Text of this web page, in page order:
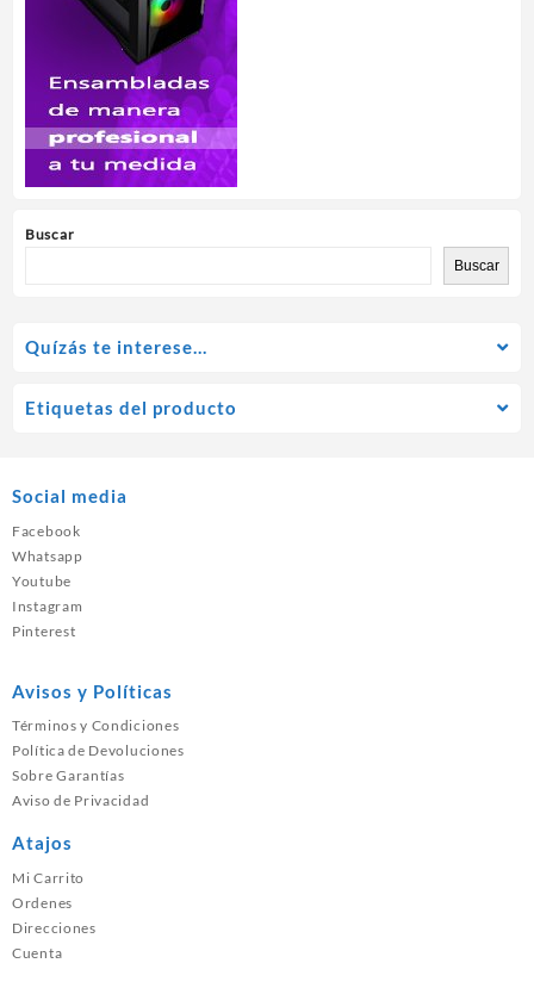
Buscar
Buscar
Quízás te interese…
Etiquetas del producto
Social media
Facebook
Whatsapp
Youtube
Instagram
Pinterest
Avisos y Políticas
Términos y Condiciones
Política de Devoluciones
Sobre Garantías
Aviso de Privacidad
Atajos
Mi Carrito
Ordenes
Direcciones
Cuenta